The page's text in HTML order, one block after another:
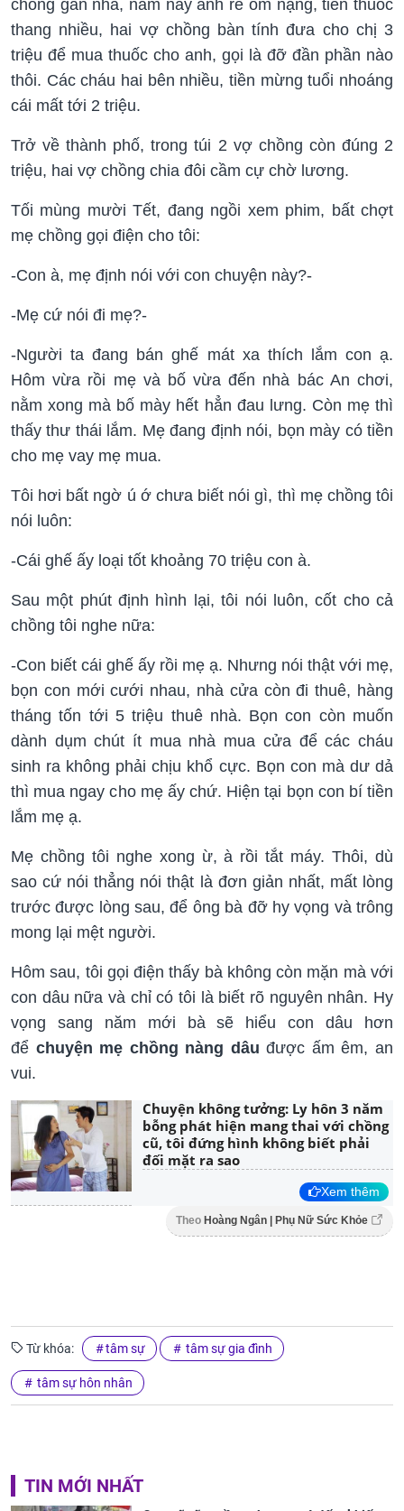
chồng gần nhà, năm nay anh rể ốm nặng, tiền thuốc
thang nhiều, hai vợ chồng bàn tính đưa cho chị 3
triệu để mua thuốc cho anh, gọi là đỡ đần phần nào
thôi. Các cháu hai bên nhiều, tiền mừng tuổi nhoáng
cái mất tới 2 triệu.
Trở về thành phố, trong túi 2 vợ chồng còn đúng 2
triệu, hai vợ chồng chia đôi cầm cự chờ lương.
Tối mùng mười Tết, đang ngồi xem phim, bất chợt
mẹ chồng gọi điện cho tôi:
-Con à, mẹ định nói với con chuyện này?-
-Mẹ cứ nói đi mẹ?-
-Người ta đang bán ghế mát xa thích lắm con ạ.
Hôm vừa rồi mẹ và bố vừa đến nhà bác An chơi,
nằm xong mà bố mày hết hẳn đau lưng. Còn mẹ thì
thấy thư thái lắm. Mẹ đang định nói, bọn mày có tiền
cho mẹ vay mẹ mua.
Tôi hơi bất ngờ ú ớ chưa biết nói gì, thì mẹ chồng tôi
nói luôn:
-Cái ghế ấy loại tốt khoảng 70 triệu con à.
Sau một phút định hình lại, tôi nói luôn, cốt cho cả
chồng tôi nghe nữa:
-Con biết cái ghế ấy rồi mẹ ạ. Nhưng nói thật với mẹ,
bọn con mới cưới nhau, nhà cửa còn đi thuê, hàng
tháng tốn tới 5 triệu thuê nhà. Bọn con còn muốn
dành dụm chút ít mua nhà mua cửa để các cháu
sinh ra không phải chịu khổ cực. Bọn con mà dư dả
thì mua ngay cho mẹ ấy chứ. Hiện tại bọn con bí tiền
lắm mẹ ạ.
Mẹ chồng tôi nghe xong ừ, à rồi tắt máy. Thôi, dù
sao cứ nói thẳng nói thật là đơn giản nhất, mất lòng
trước được lòng sau, để ông bà đỡ hy vọng và trông
mong lại mệt người.
Hôm sau, tôi gọi điện thấy bà không còn mặn mà với
con dâu nữa và chỉ có tôi là biết rõ nguyên nhân. Hy
vọng sang năm mới bà sẽ hiểu con dâu hơn
để chuyện mẹ chồng nàng dâu được ấm êm, an
vui.
Chuyện không tưởng: Ly hôn 3 năm
bỗng phát hiện mang thai với chồng
cũ, tôi đứng hình không biết phải
đối mặt ra sao
Xem thêm
Theo Hoàng Ngân | Phụ Nữ Sức Khỏe
Từ khóa: tâm sự tâm sự gia đình
tâm sự hôn nhân
TIN MỚI NHẤT